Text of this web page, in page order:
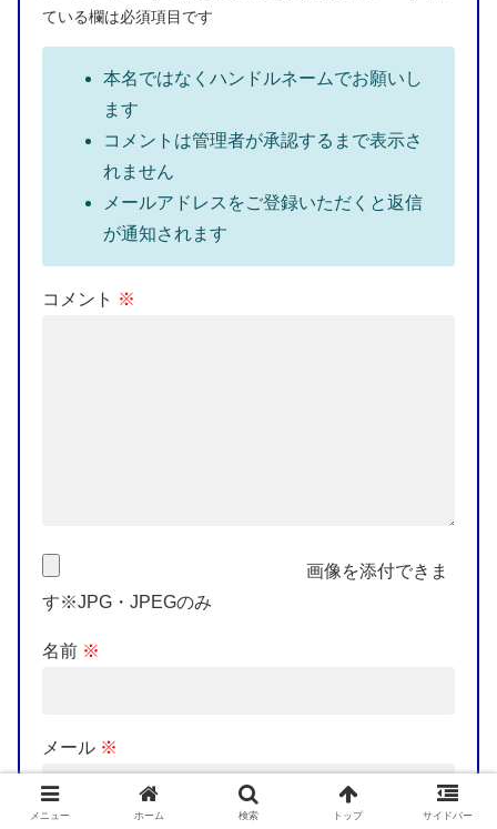
ている欄は必須項目です
本名ではなくハンドルネームでお願いし
ます
コメントは管理者が承認するまで表示さ
れません
メールアドレスをご登録いただくと返信
が通知されます
コメント ※
画像を添付できま
す※JPG・JPEGのみ
名前 ※
メール ※
メニュー ホーム 検索 トップ サイドバー